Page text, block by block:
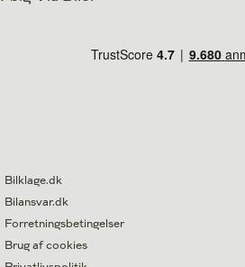
Bilklage.dk
Bilansvar.dk
Forretningsbetingelser
Brug af cookies